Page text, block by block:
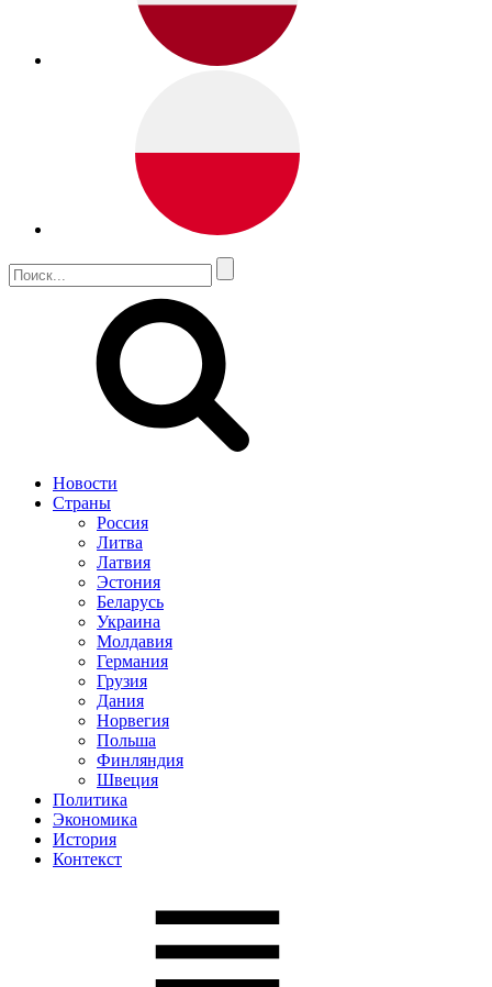
Новости
Страны
Россия
Литва
Латвия
Эстония
Беларусь
Украина
Молдавия
Германия
Грузия
Дания
Норвегия
Польша
Финляндия
Швеция
Политика
Экономика
История
Контекст